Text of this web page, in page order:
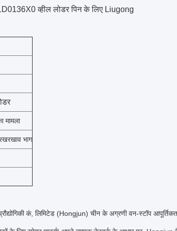
11D0136X0 व्हील लोडर पिन के लिए Liugong
मामला
भाग
कं, लिमिटेड (Hongjun) चीन के अग्रणी वन-स्टॉप